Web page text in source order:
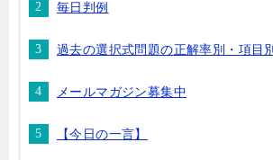
毎日判例
過去の選択式問題の正解率別・項目
メールマガジン募集中
【今日の一言】